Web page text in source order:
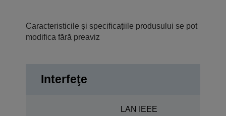
Caracteristicile și specificațiile produsului se pot
modifica fără preaviz
Interfeţe
LAN IEEE